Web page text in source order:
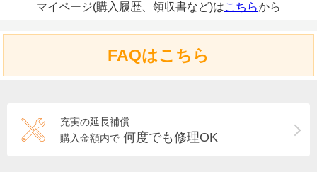
マイページ(購入履歴、領収書など)はこちらから
FAQはこちら
充実の延長補償
購入金額内で 何度でも修理OK